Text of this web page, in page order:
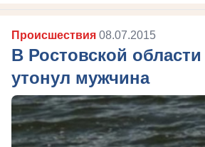
Происшествия 08.07.2015
В Ростовской
утонул мужчина